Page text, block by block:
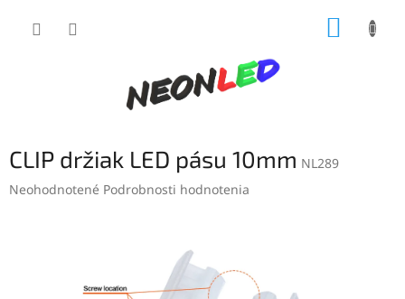
CLIP držiak LED pásu 10mm NL289
Priemerné
Neohodnotené Podrobnosti hodnotenia